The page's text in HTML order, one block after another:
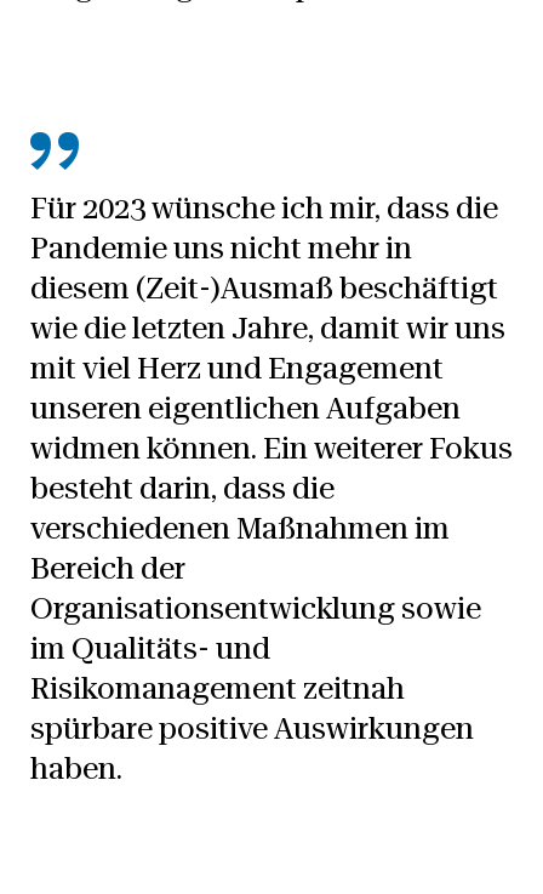
Für 2023 wünsche ich mir, dass die
Pandemie uns nicht mehr in
diesem (Zeit-)Ausmaß beschäftigt
wie die letzten Jahre, damit wir uns
mit viel Herz und Engagement
unseren eigentlichen Aufgaben
widmen können. Ein weiterer Fokus
besteht darin, dass die
verschiedenen Maßnahmen im
Bereich der
Organisationsentwicklung sowie
im Qualitäts- und
Risikomanagement zeitnah
spürbare positive Auswirkungen
haben.